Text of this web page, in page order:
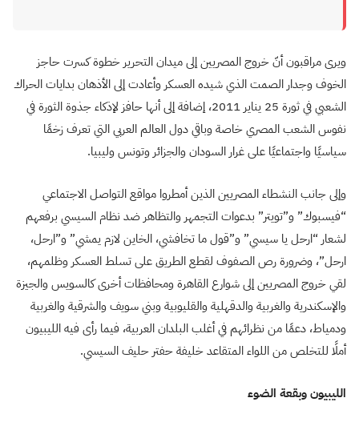
ويرى مراقبون أنّ خروج المصريين إلى ميدان التحرير خطوة كسرت حاجز
الخوف وجدار الصمت الذي شيده العسكر وأعادت إلى الأذهان بدايات الحراك
الشعبي في ثورة 25 يناير 2011، إضافة إلى أنها حافز لإذكاء جذوة الثورة في
نفوس الشعب المصري خاصة وباقي دول العالم العربي التي تعرف زخمًا
سياسيًا واجتماعيًا على غرار السودان والجزائر وتونس وليبيا.
وإلى جانب النشطاء المصريين الذين أمطروا مواقع التواصل الاجتماعي
“فيسبوك” و”تويتر” بدعوات التجمهر والتظاهر ضد نظام السيسي برفعهم
لشعار “ارحل يا سيسي” و”قول ما تخافشي، الخاين لازم يمشي” و”ارحل،
ارحل”، وضرورة رص الصفوف لقطع الطريق على تسلط العسكر وظلمهم،
لقي خروج المصريين إلى شوارع القاهرة ومحافظات أخرى كالسويس والجيزة
والإسكندرية والغربية والدقهلية والقليوبية وبني سويف والشرقية والغربية
ودمياط، دعمًا من نظرائهم في أغلب البلدان العربية، فيما رأى فيه الليبيون
أملًا للتخلص من اللواء المتقاعد خليفة حفتر حليف السيسي.
الليبيون وبقعة الضوء